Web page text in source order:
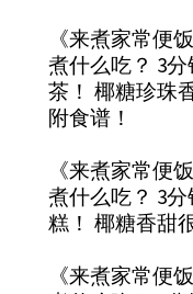
《来煮家常便
煮什么吃？ 3
茶！ 椰糖珍珠
附食谱！
《来煮家常便
煮什么吃？ 3
糕！ 椰糖香甜
《来煮家常便